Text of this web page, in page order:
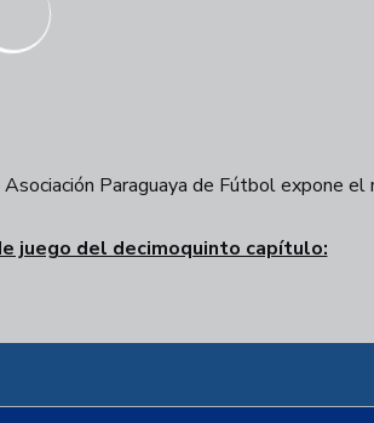
Paraguaya de Fútbol expone
juego del decimoquinto capítulo: